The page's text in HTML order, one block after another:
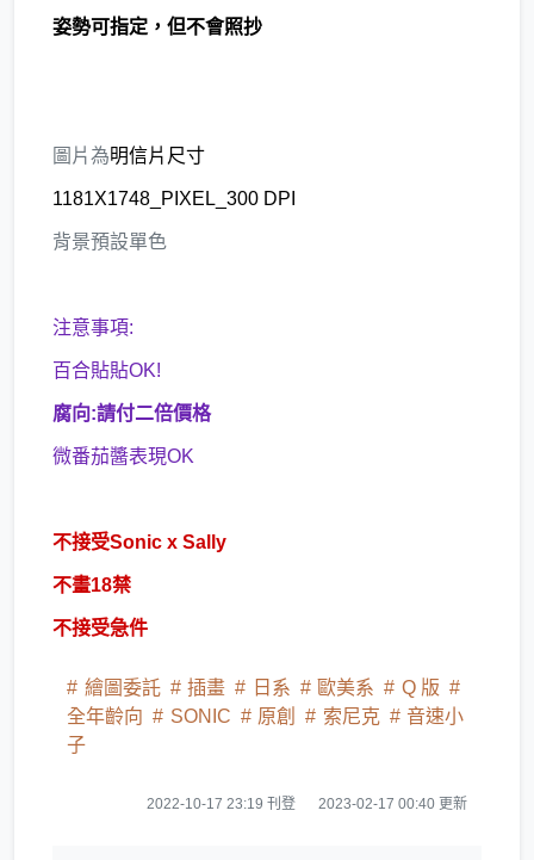
姿勢可指定，但不會照抄
圖片為明信片尺寸
1181X1748_PIXEL_300 DPI
背景預設單色
注意事項:
百合貼貼OK!
腐向:請付二倍價格
微番茄醬表現OK
不接受Sonic x Sally
不畫18禁
不接受急件
繪圖委託 插畫 日系 歐美系
Q 版
全年齡向
SONIC 原創 索尼克
音速小
子
2022-10-17 23:19 刊登 2023-02-17 00:40 更新